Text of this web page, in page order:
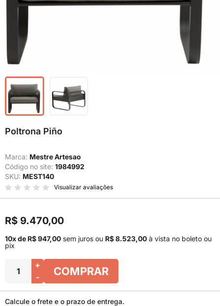
Poltrona Piño
Marca: Mestre Artesao
Código no site: 1984992
SKU: MEST140
Visualizar avaliações
R$ 9.470,00
10x de R$ 947,00 sem juros ou R$ 8.523,00 à vista no boleto ou
pix
+
-
COMPRAR
Calcule o frete e o prazo de entrega.